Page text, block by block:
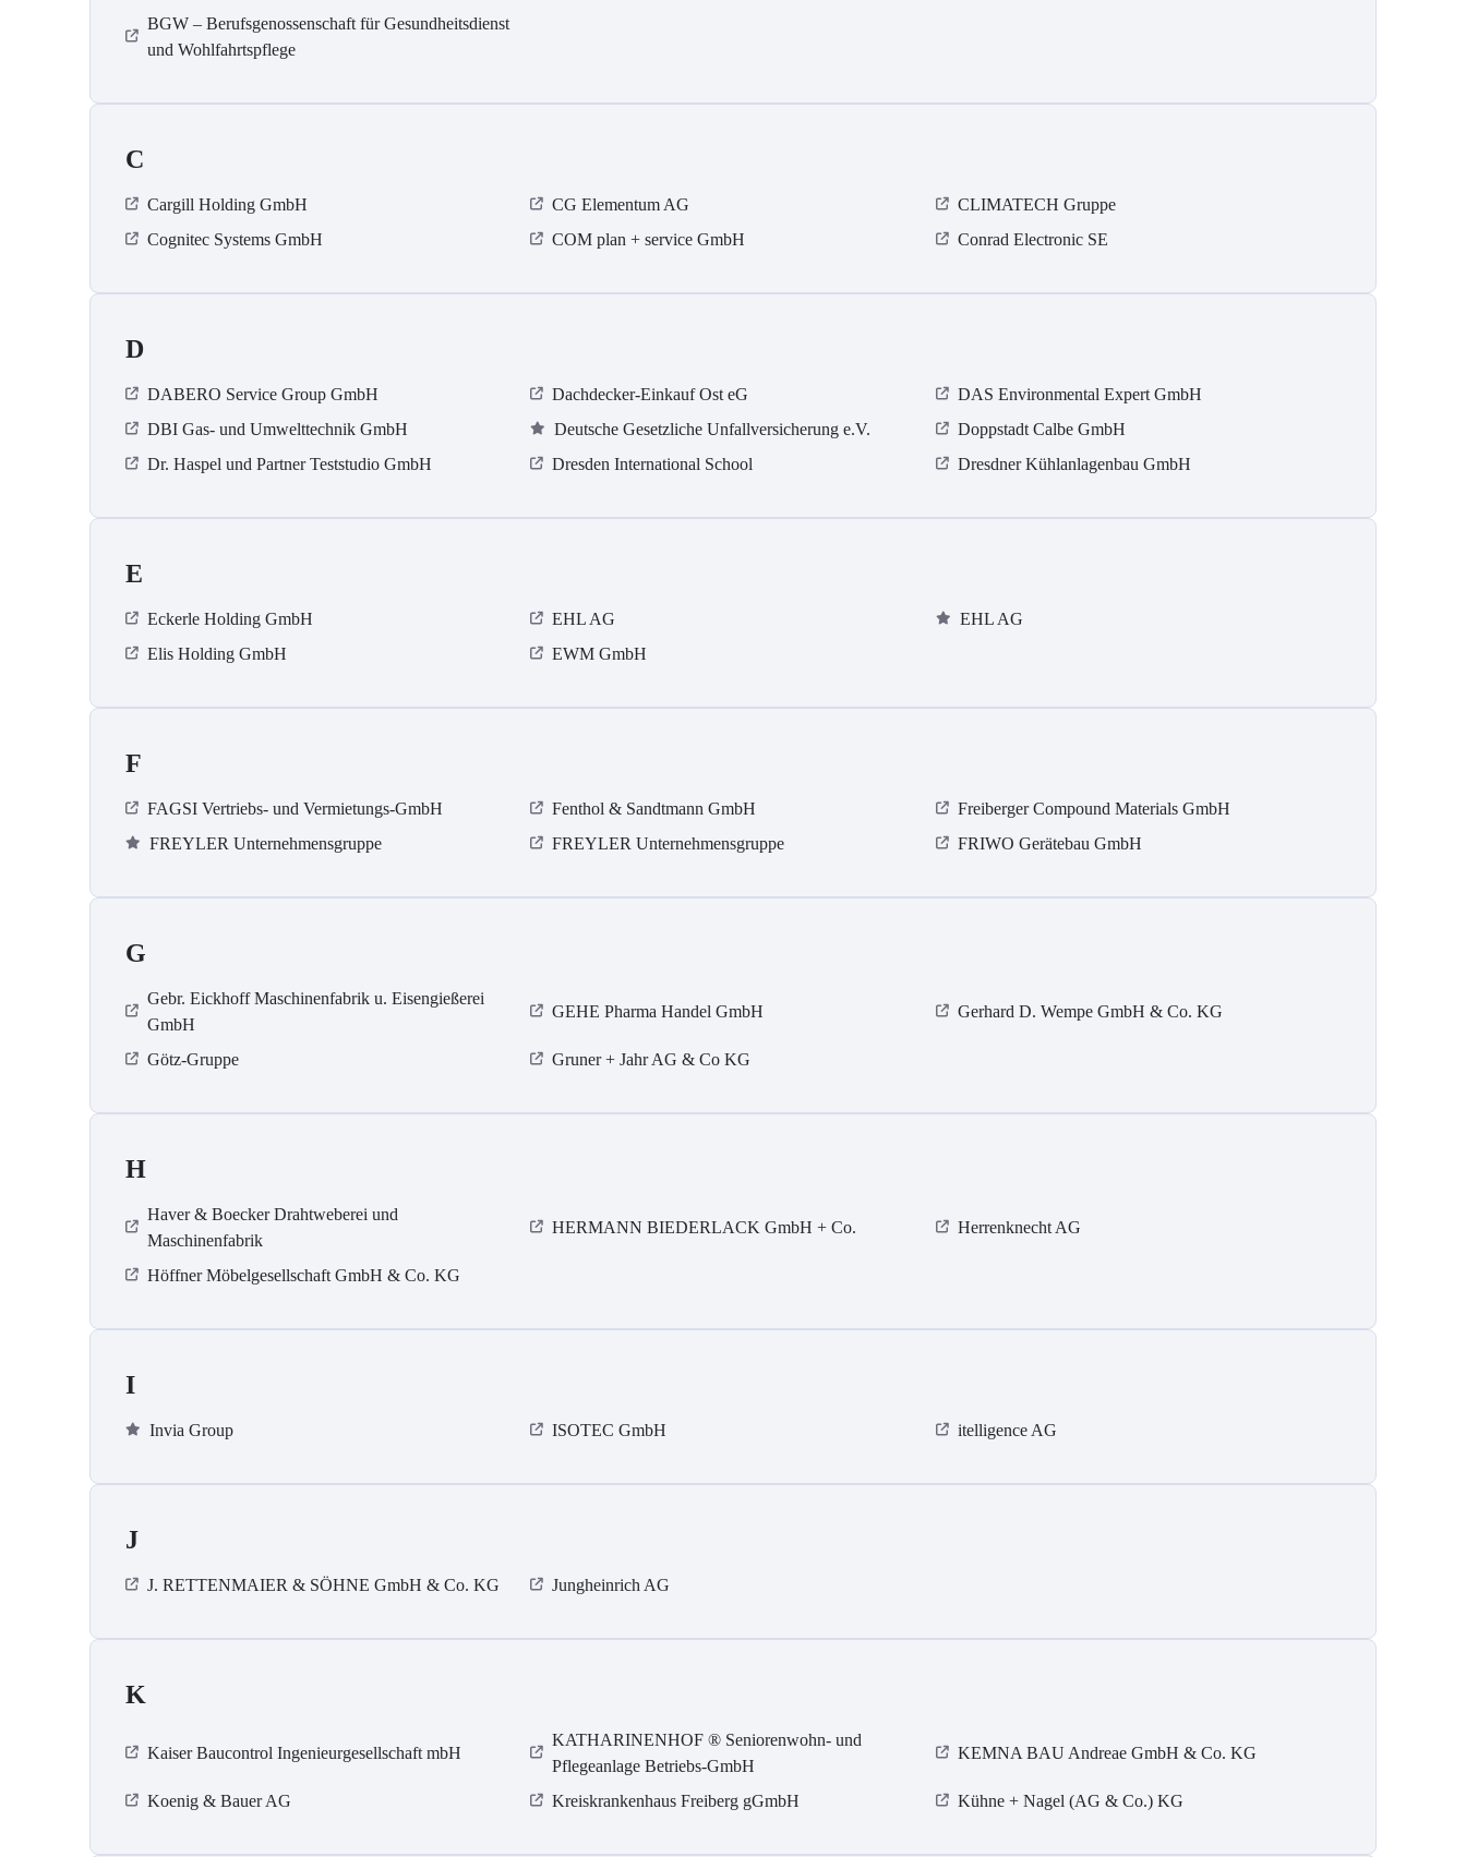
BGW – Berufsgenossenschaft für Gesundheitsdienst
und Wohlfahrtspflege
C
Cargill Holding GmbH CG Elementum AG
CLIMATECH Gruppe
Cognitec Systems GmbH
COM plan + service GmbH Conrad Electronic SE
D
DABERO Service Group GmbH Dachdecker-Einkauf Ost eG
DAS Environmental Expert GmbH
DBI Gas- und Umwelttechnik GmbH
Deutsche Gesetzliche Unfallversicherung e.V.
Doppstadt Calbe GmbH
Dr. Haspel und Partner Teststudio GmbH
Dresden International School Dresdner Kühlanlagenbau GmbH
E
Eckerle Holding GmbH EHL AG
EHL AG
Elis Holding GmbH
EWM GmbH
F
FAGSI Vertriebs- und Vermietungs-GmbH Fenthol & Sandtmann GmbH
Freiberger Compound Materials GmbH
FREYLER Unternehmensgruppe
FREYLER Unternehmensgruppe FRIWO Gerätebau GmbH
G
Gebr. Eickhoff Maschinenfabrik u. Eisengießerei
GmbH
GEHE Pharma Handel GmbH Gerhard D. Wempe GmbH & Co. KG
Götz-Gruppe Gruner + Jahr AG & Co KG
H
Haver & Boecker Drahtweberei und
Maschinenfabrik
HERMANN BIEDERLACK GmbH + Co. Herrenknecht AG
Höffner Möbelgesellschaft GmbH & Co. KG
I
Invia Group ISOTEC GmbH itelligence AG
J
J. RETTENMAIER & SÖHNE GmbH & Co. KG Jungheinrich AG
K
Kaiser Baucontrol Ingenieurgesellschaft mbH
KATHARINENHOF ® Seniorenwohn- und
Pflegeanlage Betriebs-GmbH
KEMNA BAU Andreae GmbH & Co. KG
Koenig & Bauer AG Kreiskrankenhaus Freiberg gGmbH Kühne + Nagel (AG & Co.) KG